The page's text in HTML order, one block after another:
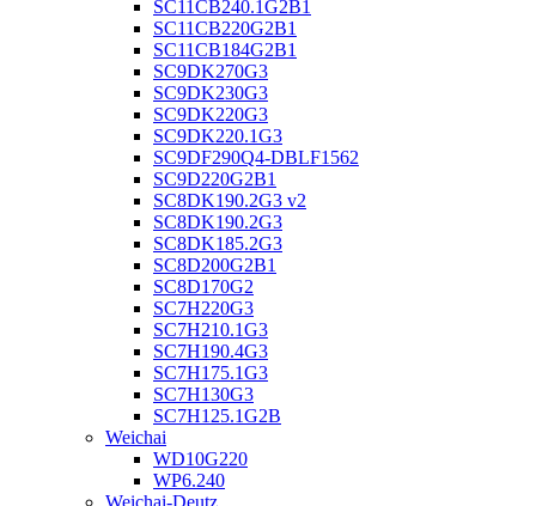
SC11CB240.1G2B1
SC11CB220G2B1
SC11CB184G2B1
SC9DK270G3
SC9DK230G3
SC9DK220G3
SC9DK220.1G3
SC9DF290Q4-DBLF1562
SC9D220G2B1
SC8DK190.2G3 v2
SC8DK190.2G3
SC8DK185.2G3
SC8D200G2B1
SC8D170G2
SC7H220G3
SC7H210.1G3
SC7H190.4G3
SC7H175.1G3
SC7H130G3
SC7H125.1G2B
Weichai
WD10G220
WP6.240
Weichai-Deutz